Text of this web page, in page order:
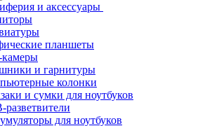
и аксессуары
планшеты
и гарнитуры
колонки
и сумки для ноутбуков
разветвители
для ноутбуков